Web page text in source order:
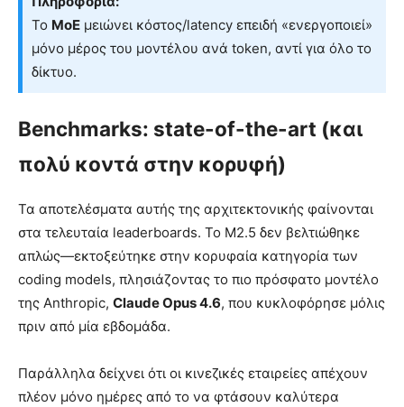
Το MoE μειώνει κόστος/latency επειδή «ενεργοποιεί»
μόνο μέρος του μοντέλου ανά token, αντί για όλο το
δίκτυο.
Benchmarks: state-of-the-art (και
πολύ κοντά στην κορυφή)
Τα αποτελέσματα αυτής της αρχιτεκτονικής φαίνονται
στα τελευταία leaderboards. Το M2.5 δεν βελτιώθηκε
απλώς—εκτοξεύτηκε στην κορυφαία κατηγορία των
coding models, πλησιάζοντας το πιο πρόσφατο μοντέλο
της Anthropic, Claude Opus 4.6, που κυκλοφόρησε μόλις
πριν από μία εβδομάδα.
Παράλληλα δείχνει ότι οι κινεζικές εταιρείες απέχουν
πλέον μόνο ημέρες από το να φτάσουν καλύτερα